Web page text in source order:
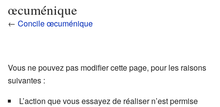
œcuménique
← Concile œcuménique
Vous ne pouvez pas modifier cette page, pour les raisons
suivantes :
L’action que vous essayez de réaliser n’est permise